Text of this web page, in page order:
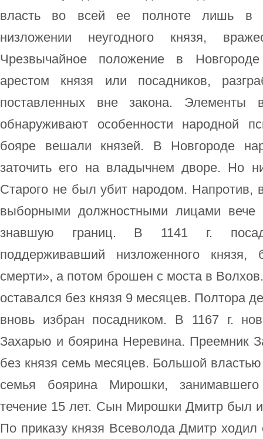
власть во всей ее полноте лишь в
низложении неугодного князя,
Чрезвычайное положение в
арестом князя или посадников,
поставленных вне закона. Элементы
обнаруживают особенности народной
бояре вешали князей. В Новгороде
заточить его на владычнем дворе. Но
Старого не был убит народом. Напротив,
выборными должностными лицами вече
знавшую границ. В 1141 г.
поддерживавший низложенного
смерти», а потом брошен с моста в
оставался без князя 9 месяцев. Полтора
вновь избран посадником. В 1167 г.
Захарью и боярина Неревина. Преемник
без князя семь месяцев. Большой
семья боярина Мирошки,
течение 15 лет. Сын Мирошки Дмитр был
По приказу князя Всеволода Дмитр